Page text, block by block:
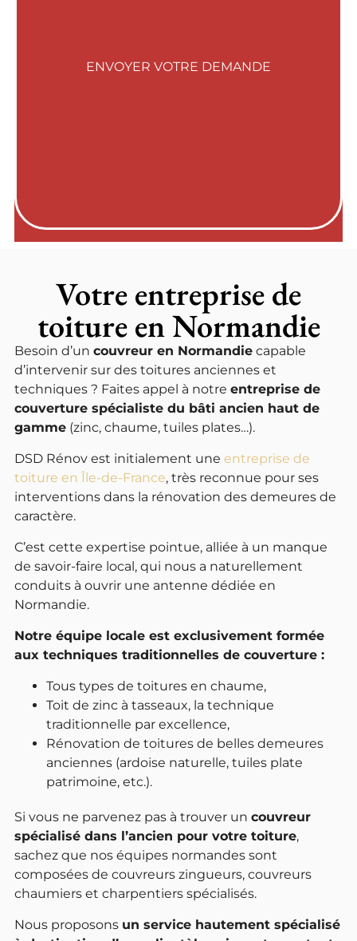
Votre entreprise de
toiture en Normandie
Besoin d’un couvreur en Normandiecapable
d’intervenir sur des toitures anciennes et
techniques ? Faites appel à notre entreprise de
couverture spécialiste du bâti ancien haut de
gamme(zinc, chaume, tuiles plates…).
DSD Rénov est initialement une entreprise de
toiture en Île-de-France, très reconnue pour ses
interventions dans la rénovation des demeures de
caractère.
C’est cette expertise pointue, alliée à un manque
de savoir-faire local, qui nous a naturellement
conduits à ouvrir une antenne dédiée en
Normandie.
Notre équipe locale est exclusivement formée
aux techniques traditionnelles de couverture :
Tous types de toitures en chaume,
Toit de zinc à tasseaux, la technique
traditionnelle par excellence,
Rénovation de toitures de belles demeures
anciennes (ardoise naturelle, tuiles plate
patrimoine, etc.).
Si vous ne parvenez pas à trouver un couvreur
spécialisé dans l’ancien pour votre toiture,
sachez que nos équipes normandes sont
composées de couvreurs zingueurs, couvreurs
chaumiers et charpentiers spécialisés.
Nous proposons un service hautement spécialisé